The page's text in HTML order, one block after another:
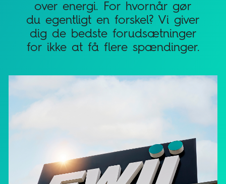
over energi. For hvornår gør
du egentligt en forskel? Vi giver
dig de bedste forudsætninger
for ikke at få flere spændinger.